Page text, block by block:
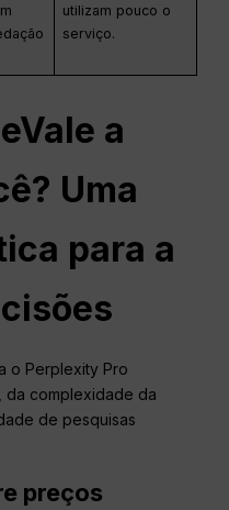
utilizam pouco o
serviço.
Vale a
Uma
para a
o Perplexity Pro
complexidade da
de pesquisas
preços